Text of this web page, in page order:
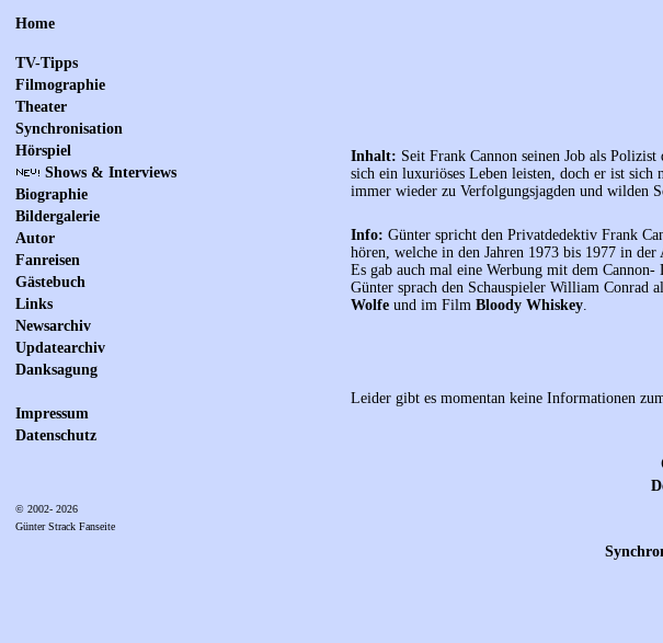
Home
TV-Tipps
Filmographie
Theater
Synchronisation
Hörspiel
Shows & Interviews
Biographie
Bildergalerie
Autor
Fanreisen
Gästebuch
Links
Newsarchiv
Updatearchiv
Danksagung
Impressum
Datenschutz
© 2002- 2026
Günter Strack Fanseite
Inhalt: Seit Frank Cannon seinen Job als
sich ein luxuriöses Leben leisten, doch er ist
immer wieder zu Verfolgungsjagden und wilden
Info: Günter spricht den Privatdedektiv Frank
hören, welche in den Jahren 1973 bis 1977 in
Es gab auch mal eine Werbung mit dem
Günter sprach den Schauspieler William Conrad
Wolfeund im Film Bloody Whiskey.
Leider gibt es momentan keine Informationen